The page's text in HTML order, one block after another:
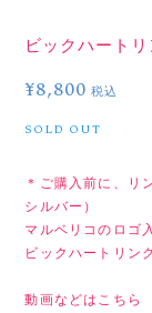
ビックハート
¥8,800 税込
SOLD OUT
＊ご購入前に、リ
シルバー）
マルベリコのロゴ
ビックハートリン
動画などはこちら